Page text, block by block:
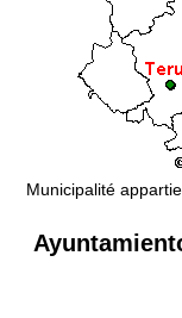
Municipalité